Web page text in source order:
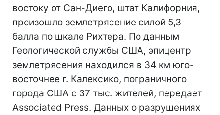
востоку от Сан-Диего, штат Калифорния,
произошло землетрясение силой 5,3
балла по шкале Рихтера. По данным
Геологической службы США, эпицентр
землетрясения находился в 34 км юго-
восточнее г. Калексико, пограничного
города США с 37 тыс. жителей, передает
Associated Press. Данных о разрушениях